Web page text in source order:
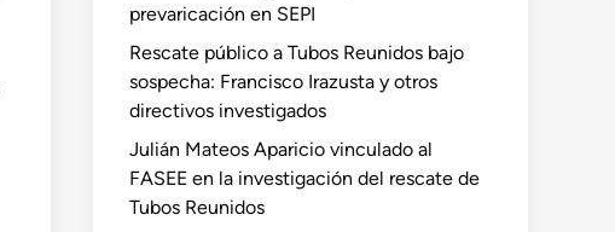
prevaricación en SEPI
Rescate público a Tubos Reunidos bajo
sospecha: Francisco Irazusta y otros
directivos investigados
Julián Mateos Aparicio vinculado al
FASEE en la investigación del rescate de
Tubos Reunidos